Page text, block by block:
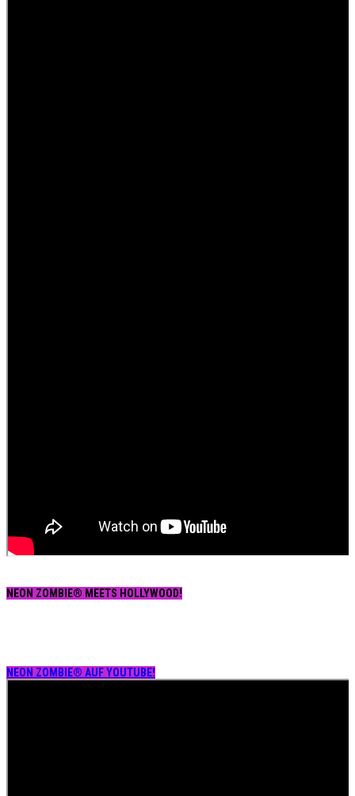
NEON ZOMBIE® MEETS HOLLYWOOD!
NEON ZOMBIE® AUF YOUTUBE!